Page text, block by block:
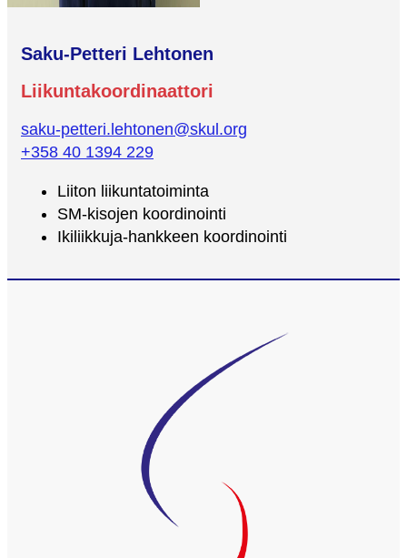
Saku-Petteri Lehtonen
Liikuntakoordinaattori
saku-petteri.lehtonen@skul.org
+358 40 1394 229
Liiton liikuntatoiminta
SM-kisojen koordinointi
Ikiliikkuja-hankkeen koordinointi